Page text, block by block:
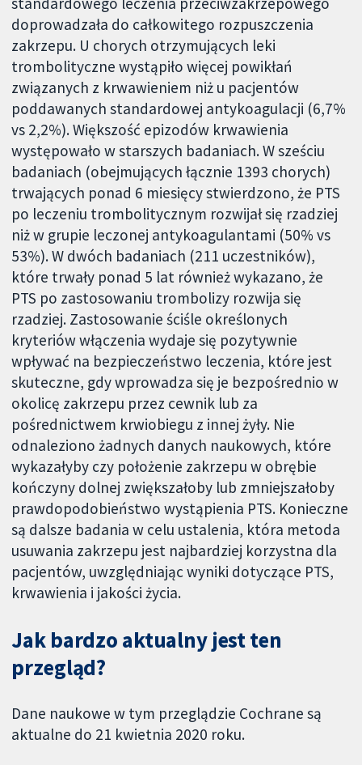
doprowadzała do całkowitego rozpuszczenia
zakrzepu. U chorych otrzymujących leki
trombolityczne wystąpiło więcej powikłań
związanych z krwawieniem niż u pacjentów
poddawanych standardowej antykoagulacji (6,7%
vs 2,2%). Większość epizodów krwawienia
występowało w starszych badaniach. W sześciu
badaniach (obejmujących łącznie 1393 chorych)
trwających ponad 6 miesięcy stwierdzono, że PTS
po leczeniu trombolitycznym rozwijał się rzadziej
niż w grupie leczonej antykoagulantami (50% vs
53%). W dwóch badaniach (211 uczestników),
które trwały ponad 5 lat również wykazano, że
PTS po zastosowaniu trombolizy rozwija się
rzadziej. Zastosowanie ściśle określonych
kryteriów włączenia wydaje się pozytywnie
wpływać na bezpieczeństwo leczenia, które jest
skuteczne, gdy wprowadza się je bezpośrednio w
okolicę zakrzepu przez cewnik lub za
pośrednictwem krwiobiegu z innej żyły. Nie
odnaleziono żadnych danych naukowych, które
wykazałyby czy położenie zakrzepu w obrębie
kończyny dolnej zwiększałoby lub zmniejszałoby
prawdopodobieństwo wystąpienia PTS. Konieczne
są dalsze badania w celu ustalenia, która metoda
usuwania zakrzepu jest najbardziej korzystna dla
pacjentów, uwzględniając wyniki dotyczące PTS,
krwawienia i jakości życia.
Jak bardzo aktualny jest ten
przegląd?
Dane naukowe w tym przeglądzie Cochrane są
aktualne do 21 kwietnia 2020 roku.